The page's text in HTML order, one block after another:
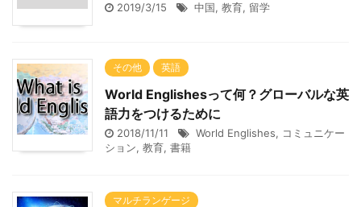
2019/3/15 中国, 教育, 留学
その他 英語
World Englishesって何？グローバルな英
語力をつけるために
2018/11/11 World Englishes, コミュニケー
ション, 教育, 書籍
マルチランゲージ